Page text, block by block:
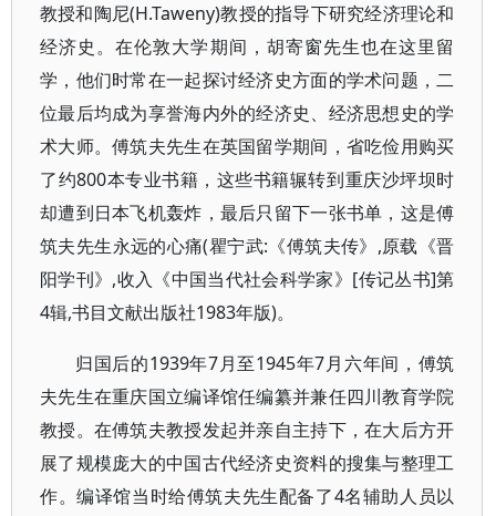
教授和陶尼(H.Taweny)教授的指导下研究经济理论和
经济史。在伦敦大学期间，胡寄窗先生也在这里留
学，他们时常在一起探讨经济史方面的学术问题，二
位最后均成为享誉海内外的经济史、经济思想史的学
术大师。傅筑夫先生在英国留学期间，省吃俭用购买
了约800本专业书籍，这些书籍辗转到重庆沙坪坝时
却遭到日本飞机轰炸，最后只留下一张书单，这是傅
筑夫先生永远的心痛(瞿宁武:《傅筑夫传》,原载《晋
阳学刊》,收入《中国当代社会科学家》[传记丛书]第
4辑,书目文献出版社1983年版)。
归国后的1939年7月至1945年7月六年间，傅筑
夫先生在重庆国立编译馆任编纂并兼任四川教育学院
教授。在傅筑夫教授发起并亲自主持下，在大后方开
展了规模庞大的中国古代经济史资料的搜集与整理工
作。编译馆当时给傅筑夫先生配备了4名辅助人员以